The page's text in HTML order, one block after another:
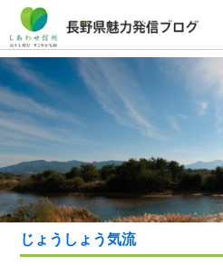
じょうしょう気流